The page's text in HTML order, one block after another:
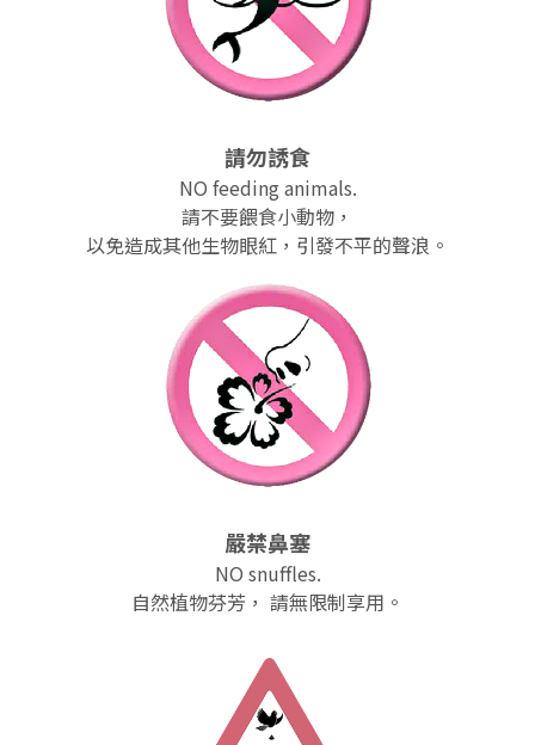
請勿誘食
NO feeding animals.
請不要餵食小動物，
以免造成其他生物眼紅，引發不平的聲浪。
嚴禁鼻塞
NO snuffles.
自然植物芬芳， 請無限制享用。